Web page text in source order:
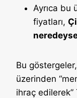
Ayrıca bu
fiyatları,
Bu
üzerinden
ihraç edilerek”